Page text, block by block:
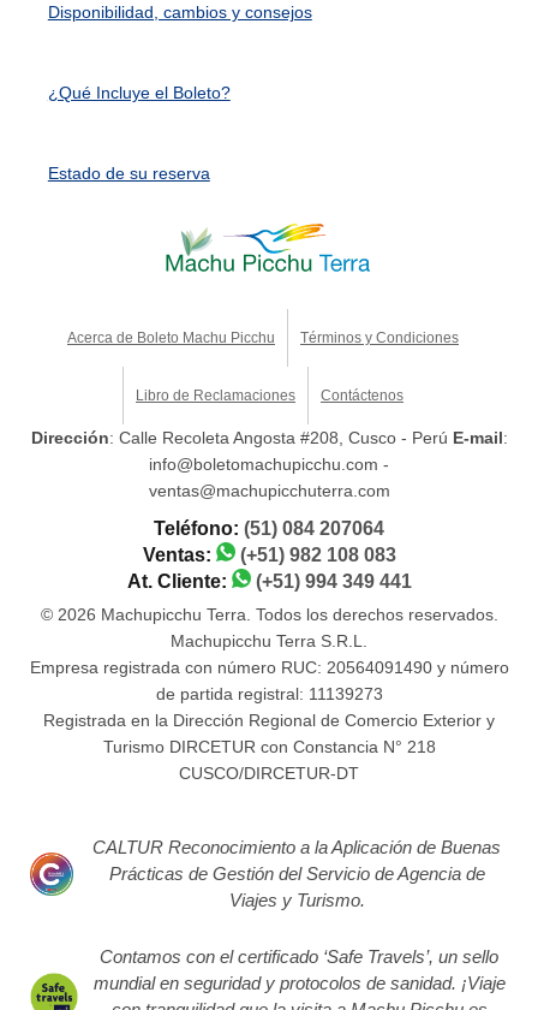
Disponibilidad, cambios y consejos
¿Qué Incluye el Boleto?
Estado de su reserva
Acerca de Boleto Machu Picchu Términos y Condiciones
Libro de Reclamaciones Contáctenos
Dirección: Calle Recoleta Angosta #208, Cusco - Perú E-mail:
info@boletomachupicchu.com -
ventas@machupicchuterra.com
Teléfono: (51) 084 207064
Ventas:
(+51) 982 108 083
At. Cliente:
(+51) 994 349 441
© 2026 Machupicchu Terra. Todos los derechos reservados.
Machupicchu Terra S.R.L.
Empresa registrada con número RUC: 20564091490 y número
de partida registral: 11139273
Registrada en la Dirección Regional de Comercio Exterior y
Turismo DIRCETUR con Constancia N° 218
CUSCO/DIRCETUR-DT
CALTUR Reconocimiento a la Aplicación de Buenas
Prácticas de Gestión del Servicio de Agencia de
Viajes y Turismo.
Contamos con el certificado ‘Safe Travels’, un sello
mundial en seguridad y protocolos de sanidad. ¡Viaje